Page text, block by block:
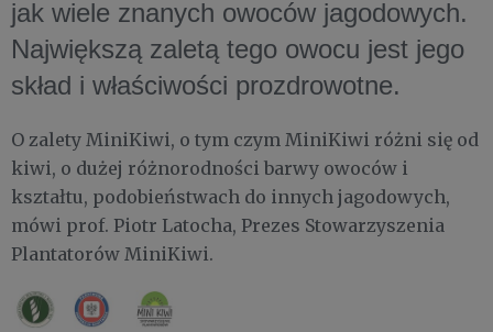
jak wiele znanych owoców jagodowych.
Największą zaletą tego owocu jest jego
skład i właściwości prozdrowotne.
O zalety MiniKiwi, o tym czym MiniKiwi różni się od
kiwi, o dużej różnorodności barwy owoców i
kształtu, podobieństwach do innych jagodowych,
mówi prof. Piotr Latocha, Prezes Stowarzyszenia
Plantatorów MiniKiwi.